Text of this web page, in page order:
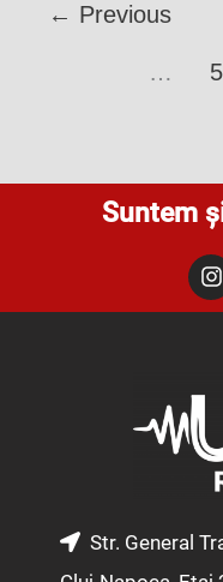
← Previous
…
Suntem
I
n
s
Str. General